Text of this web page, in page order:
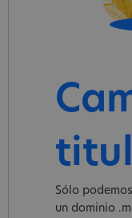
Sólo
un dominio